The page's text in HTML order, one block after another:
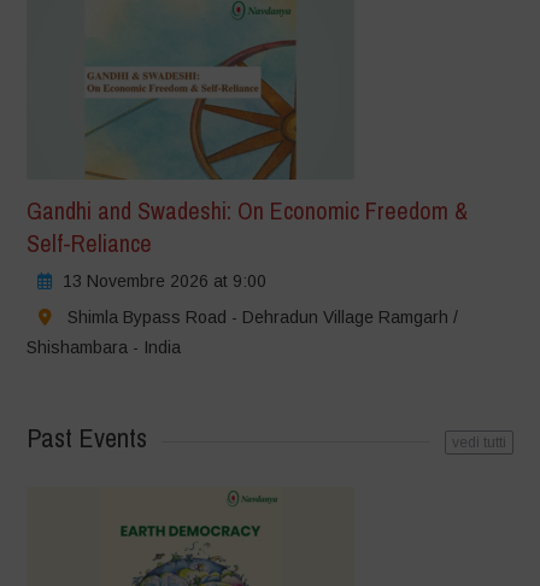
Gandhi and Swadeshi: On Economic Freedom &
Self-Reliance
13 Novembre 2026 at 9:00
Shimla Bypass Road - Dehradun Village Ramgarh /
Shishambara - India
Past Events vedi tutti